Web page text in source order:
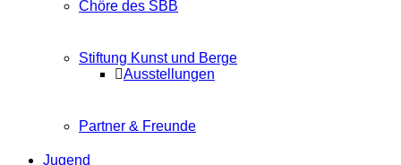
Chöre des SBB
Stiftung Kunst und Berge
Ausstellungen
Partner & Freunde
Jugend